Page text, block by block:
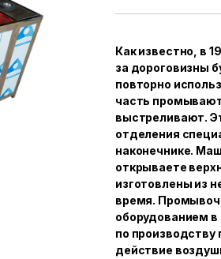
Как известно, в
за дороговизны
повторно
часть
выстреливают.
отделения
наконечнике.
открываете
изготовлены из
время.
оборудованием в
по
действие